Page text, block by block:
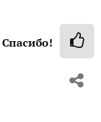
Спасибо!